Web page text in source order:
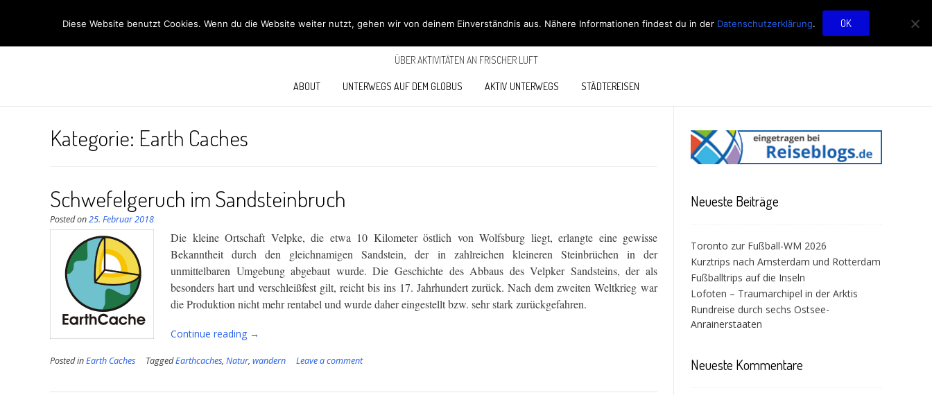
RÖBÜS OUTDOOR BLOG
ÜBER AKTIVITÄTEN AN FRISCHER LUFT
ABOUT UNTERWEGS AUF DEM GLOBUS AKTIV UNTERWEGS STÄDTEREISEN
Kategorie: Earth Caches
Schwefelgeruch im Sandsteinbruch
Posted on25. Februar 2018
Die kleine Ortschaft Velpke, die etwa 10 Kilometer östlich von Wolfsburg liegt, erlangte eine gewisse
Bekanntheit durch den gleichnamigen Sandstein, der in zahlreichen kleineren Steinbrüchen in der
unmittelbaren Umgebung abgebaut wurde. Die Geschichte des Abbaus des Velpker Sandsteins, der als
besonders hart und verschleißfest gilt, reicht bis ins 17. Jahrhundert zurück. Nach dem zweiten Weltkrieg war
die Produktion nicht mehr rentabel und wurde daher eingestellt bzw. sehr stark zurückgefahren.
Continue reading “Schwefelgeruch
Sandsteinbruch”
→
Posted inEarth Caches TaggedEarthcaches, Natur, wandern Leave a comment
Neueste Beiträge
Toronto zur Fußball-WM 2026
Kurztrips nach Amsterdam und Rotterdam
Fußballtrips auf die Inseln
Lofoten – Traumarchipel in der Arktis
Rundreise durch sechs Ostsee-
Anrainerstaaten
Neueste Kommentare
Diese Website benutzt Cookies. Wenn du die Website weiter nutzt, gehen wir von deinem Einverständnis aus. Nähere Informationen findest du in der Datenschutzerklärung. OK